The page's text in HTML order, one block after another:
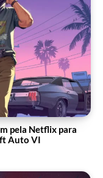
pela Netflix para
Auto VI